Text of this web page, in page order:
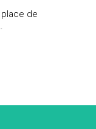
de